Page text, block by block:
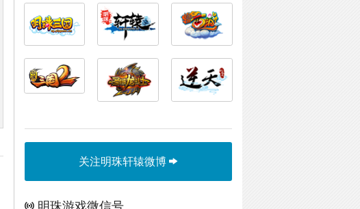
关注明珠轩辕微博
明珠游戏微信号